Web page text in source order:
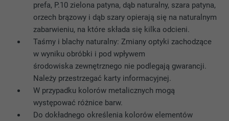
prefa, P.10 zielona patyna, dąb naturalny, szara patyna,
orzech brązowy i dąb szary opierają się na naturalnym
zabarwieniu, na które składa się kilka odcieni.
Taśmy i blachy naturalny: Zmiany optyki zachodzące
w wyniku obróbki i pod wpływem
środowiska zewnętrznego nie podlegają gwarancji.
Należy przestrzegać karty informacyjnej.
W przypadku kolorów metalicznych mogą
występować różnice barw.
Do dokładnego określenia kolorów elementów